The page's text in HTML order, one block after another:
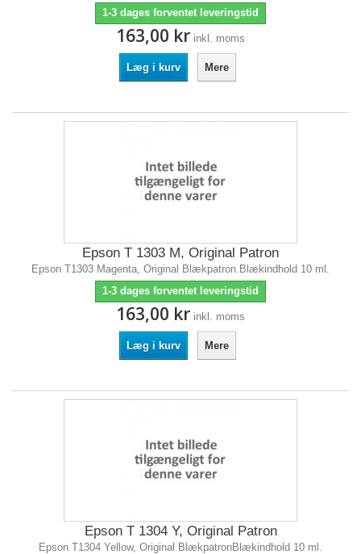
1-3 dages forventet leveringstid
163,00 kr inkl. moms
Læg i kurv Mere
Epson T 1303 M, Original Patron
Epson T1303 Magenta, Original Blækpatron.Blækindhold 10 ml.
1-3 dages forventet leveringstid
163,00 kr inkl. moms
Læg i kurv Mere
Epson T 1304 Y, Original Patron
Epson T1304 Yellow, Original BlækpatronBlækindhold 10 ml.